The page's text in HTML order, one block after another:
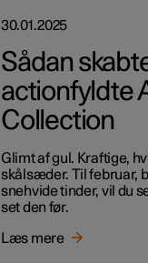
30.01.2025
Sådan
actionfyldte
Collection
Glimt af gul. Kraftige,
skålsæder. Til februar,
snehvide tinder, vil du
set den før.
Læs mere